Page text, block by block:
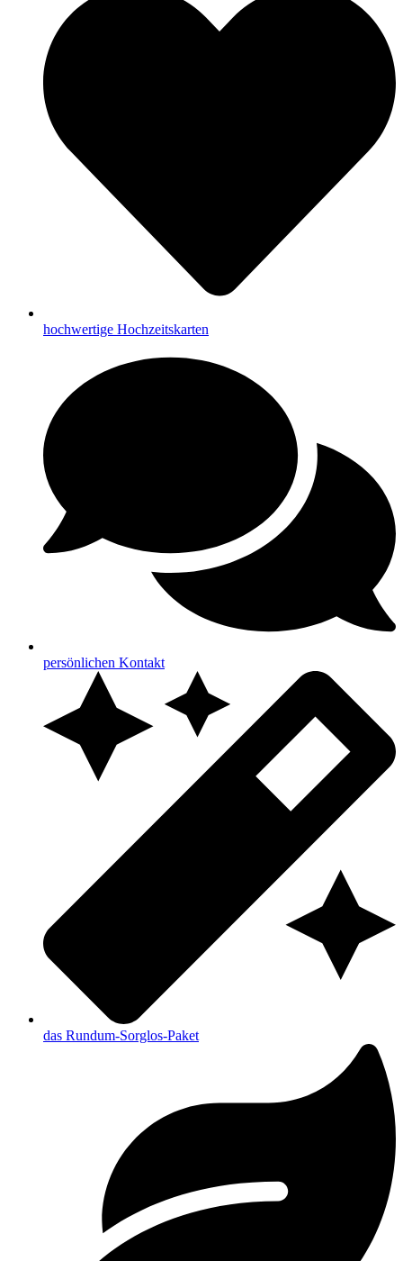
hochwertige Hochzeitskarten
persönlichen Kontakt
das Rundum-Sorglos-Paket